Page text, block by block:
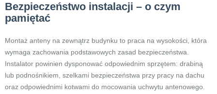
Bezpieczeństwo instalacji – o czym
pamiętać
Montaż anteny na zewnątrz budynku to praca na wysokości, która
wymaga zachowania podstawowych zasad bezpieczeństwa.
Instalator powinien dysponować odpowiednim sprzętem: drabiną
lub podnośnikiem, szelkami bezpieczeństwa przy pracy na dachu
oraz odpowiednimi kotwami do mocowania uchwytu antenowego.